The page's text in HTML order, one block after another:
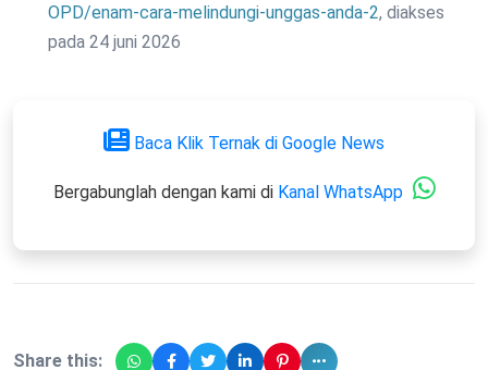
OPD/enam-cara-melindungi-unggas-anda-2, diakses
pada 24 juni 2026
Baca Klik Ternak di Google News
Bergabunglah dengan kami di Kanal WhatsApp
Share this: